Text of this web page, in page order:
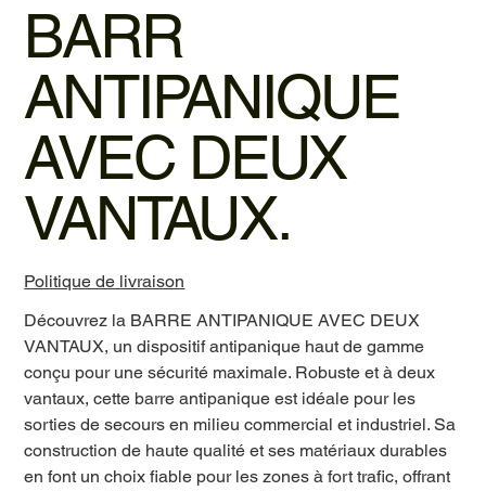
BARR
ANTIPANIQUE
AVEC DEUX
VANTAUX.
Politique de livraison
Découvrez la BARRE ANTIPANIQUE AVEC DEUX
VANTAUX, un dispositif antipanique haut de gamme
conçu pour une sécurité maximale. Robuste et à deux
vantaux, cette barre antipanique est idéale pour les
sorties de secours en milieu commercial et industriel. Sa
construction de haute qualité et ses matériaux durables
en font un choix fiable pour les zones à fort trafic, offrant